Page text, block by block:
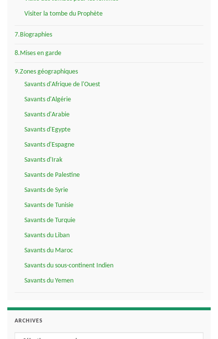
Visiter la tombe du Prophète
7.Biographies
8.Mises en garde
9.Zones géographiques
Savants d'Afrique de l'Ouest
Savants d'Algérie
Savants d'Arabie
Savants d'Egypte
Savants d'Espagne
Savants d'Irak
Savants de Palestine
Savants de Syrie
Savants de Tunisie
Savants de Turquie
Savants du Liban
Savants du Maroc
Savants du sous-continent Indien
Savants du Yemen
ARCHIVES